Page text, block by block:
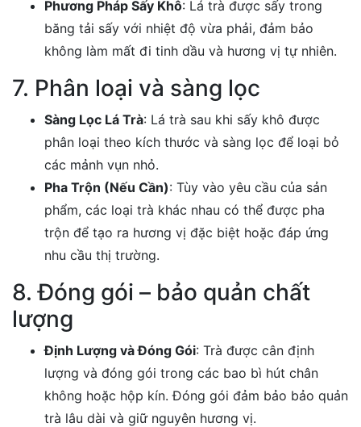
Phương Pháp Sấy Khô: Lá trà được sấy trong
băng tải sấy với nhiệt độ vừa phải, đảm bảo
không làm mất đi tinh dầu và hương vị tự nhiên.
7. Phân loại và sàng lọc
Sàng Lọc Lá Trà: Lá trà sau khi sấy khô được
phân loại theo kích thước và sàng lọc để loại bỏ
các mảnh vụn nhỏ.
Pha Trộn (Nếu Cần): Tùy vào yêu cầu của sản
phẩm, các loại trà khác nhau có thể được pha
trộn để tạo ra hương vị đặc biệt hoặc đáp ứng
nhu cầu thị trường.
8. Đóng gói – bảo quản chất
lượng
Định Lượng và Đóng Gói: Trà được cân định
lượng và đóng gói trong các bao bì hút chân
không hoặc hộp kín. Đóng gói đảm bảo bảo quản
trà lâu dài và giữ nguyên hương vị.